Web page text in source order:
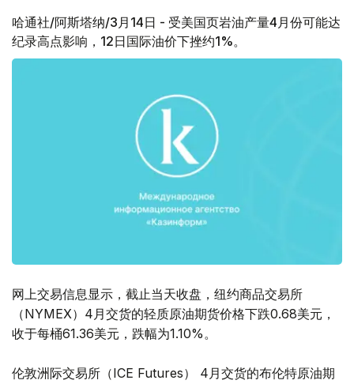
哈通社/阿斯塔纳/3月14日 - 受美国页岩油产量4月份可能达
纪录高点影响，12日国际油价下挫约1%。
网上交易信息显示，截止当天收盘，纽约商品交易所
（NYMEX）4月交货的轻质原油期货价格下跌0.68美元，
收于每桶61.36美元，跌幅为1.10%。
伦敦洲际交易所（ICE Futures） 4月交货的布伦特原油期